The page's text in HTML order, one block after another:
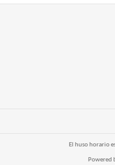
El huso horario
Powered